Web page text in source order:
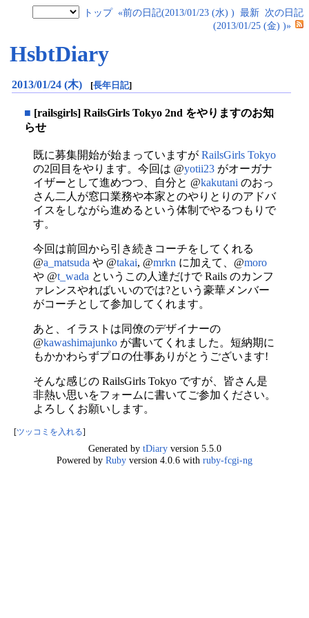
トップ «前の日記(2013/01/23 (水) ) 最新 次の日記
(2013/01/25 (金) )»
HsbtDiary
2013/01/24 (木) [長年日記]
■ [railsgirls] RailsGirls Tokyo 2nd をやりますのお知
らせ
既に募集開始が始まっていますが RailsGirls Tokyo
の2回目をやります。今回は @yotii23 がオーガナ
イザーとして進めつつ、自分と @kakutani のおっ
さん二人が窓口業務や本家とのやりとりのアドバ
イスをしながら進めるという体制でやるつもりで
す。
今回は前回から引き続きコーチをしてくれる
@a_matsuda や @takai, @mrkn に加えて、@moro
や @t_wada というこの人達だけで Rails のカンフ
ァレンスやればいいのでは?という豪華メンバー
がコーチとして参加してくれます。
あと、イラストは同僚のデザイナーの
@kawashimajunko が書いてくれました。短納期に
もかかわらずプロの仕事ありがとうございます!
そんな感じの RailsGirls Tokyo ですが、皆さん是
非熱い思いをフォームに書いてご参加ください。
よろしくお願いします。
[ツッコミを入れる]
Generated by tDiaryversion 5.5.0
Powered by Ruby version 4.0.6 with ruby-fcgi-ng